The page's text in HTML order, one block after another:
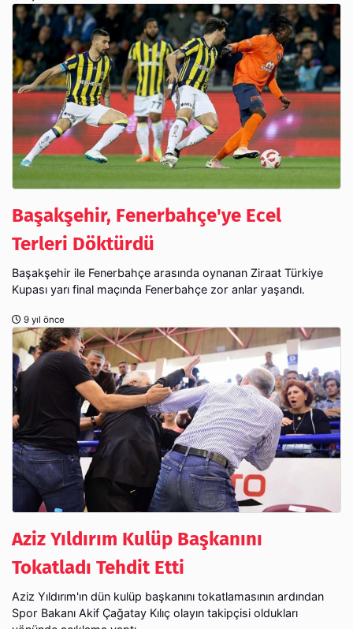
Başakşehir, Fenerbahçe'ye Ecel
Terleri Döktürdü
Başakşehir ile Fenerbahçe arasında oynanan Ziraat Türkiye
Kupası yarı final maçında Fenerbahçe zor anlar yaşandı.
9 yıl önce
Aziz Yıldırım Kulüp Başkanını
Tokatladı Tehdit Etti
Aziz Yıldırım'ın dün kulüp başkanını tokatlamasının ardından
Spor Bakanı Akif Çağatay Kılıç olayın takipçisi oldukları